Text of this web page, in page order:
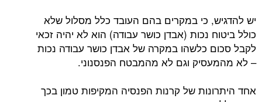
יש להדגיש, כי במקרים בהם העובד כלל מסלול שלא
כולל ביטוח נכות (אבדן כושר עבודה) הוא לא יהיה זכאי
לקבל סכום כלשהו במקרה של אבדן כושר עבודה נכות
– לא מהמעסיק וגם לא מהמבטח הפנסנוני.
אחד היתרונות של קרנות הפנסיה המקיפות טמון בכך